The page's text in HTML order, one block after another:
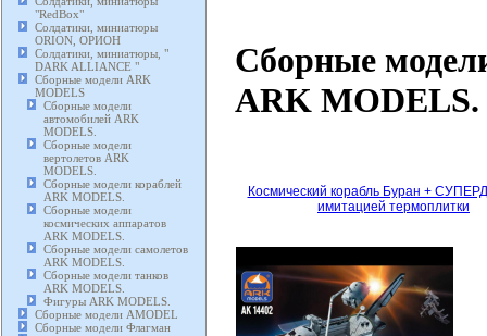
"RedBox"
Солдатики, миниатюры
ORION, ОРИОН
Солдатики, миниатюры, "
DARK ALLIANCE "
Сборные модели ARK
MODELS
Сборные модели
автомобилей ARK
MODELS.
Сборные модели
вертолетов ARK
MODELS.
Сборные модели кораблей
ARK MODELS.
Сборные модели
космических аппаратов
ARK MODELS.
Сборные модели самолетов
ARK MODELS.
Сборные модели танков
ARK MODELS.
Фигуры ARK MODELS.
Сборные модели AMODEL
Сборные модели Флагман
Сборные
ARK MODELS.
Космический корабль Буран +
имитацией термоплитки